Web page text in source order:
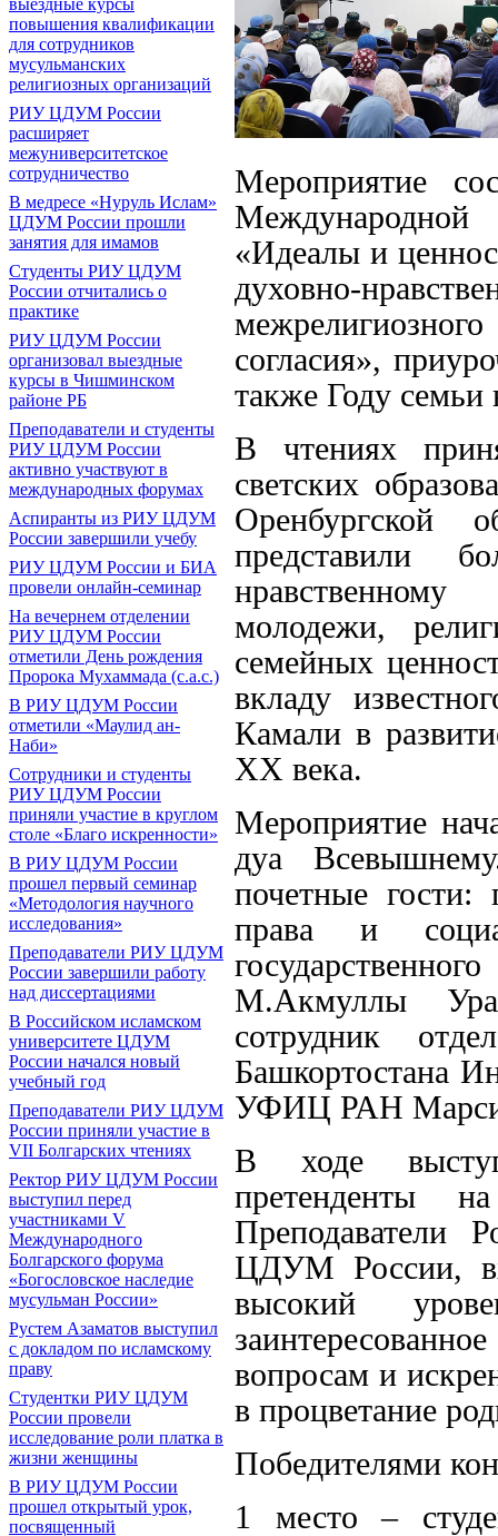
выездные курсы
повышения квалификации
для сотрудников
мусульманских
религиозных организаций
РИУ ЦДУМ России
расширяет
межуниверситетское
сотрудничество
В медресе «Нуруль Ислам»
ЦДУМ России прошли
занятия для имамов
Студенты РИУ ЦДУМ
России отчитались о
практике
РИУ ЦДУМ России
организовал выездные
курсы в Чишминском
районе РБ
Преподаватели и студенты
РИУ ЦДУМ России
активно участвуют в
международных форумах
Аспиранты из РИУ ЦДУМ
России завершили учебу
РИУ ЦДУМ России и БИА
провели онлайн-семинар
На вечернем отделении
РИУ ЦДУМ России
отметили День рождения
Пророка Мухаммада (с.а.с.)
В РИУ ЦДУМ России
отметили «Маулид ан-
Наби»
Сотрудники и студенты
РИУ ЦДУМ России
приняли участие в круглом
столе «Благо искренности»
В РИУ ЦДУМ России
прошел первый семинар
«Методология научного
исследования»
Преподаватели РИУ ЦДУМ
России завершили работу
над диссертациями
В Российском исламском
университете ЦДУМ
России начался новый
учебный год
Преподаватели РИУ ЦДУМ
России приняли участие в
VII Болгарских чтениях
Ректор РИУ ЦДУМ России
выступил перед
участниками V
Международного
Болгарского форума
«Богословское наследие
мусульман России»
Рустем Азаматов выступил
с докладом по исламскому
праву
Студентки РИУ ЦДУМ
России провели
исследование роли платка в
жизни женщины
В РИУ ЦДУМ России
прошел открытый урок,
посвященный
Мероприятие
Международной
«Идеалы и
духовно-
согласия»,
также Году
В чтениях
светских
Оренбургской
представили
молодежи,
семейных
вкладу
Камали в
XX века.
Мероприятие
дуа
почетные гости:
права и
М.Акмуллы
сотрудник
Башкортостана
УФИЦ РАН
В ходе
претенденты
Преподаватели
ЦДУМ России,
высокий
вопросам и
в процветание
Победителями
1 место –